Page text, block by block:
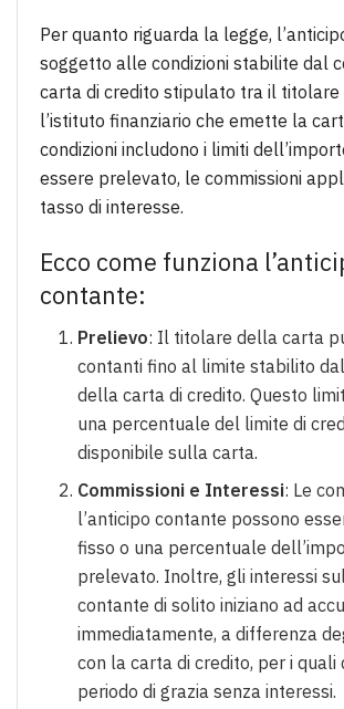
Per quanto riguarda la legge,
soggetto alle condizioni stabilite dal
carta di credito stipulato tra il titolare
l’istituto finanziario che emette la
condizioni includono i limiti
essere prelevato, le commissioni
tasso di interesse.
Ecco come funziona
contante:
Prelievo: Il titolare della carta
contanti fino al limite stabilito
della carta di credito. Questo
una percentuale del limite di
disponibile sulla carta.
Commissioni e Interessi: Le
l’anticipo contante possono
fisso o una percentuale
prelevato. Inoltre, gli interessi
contante di solito iniziano ad
immediatamente, a differenza
con la carta di credito, per i quali
periodo di grazia senza interessi.